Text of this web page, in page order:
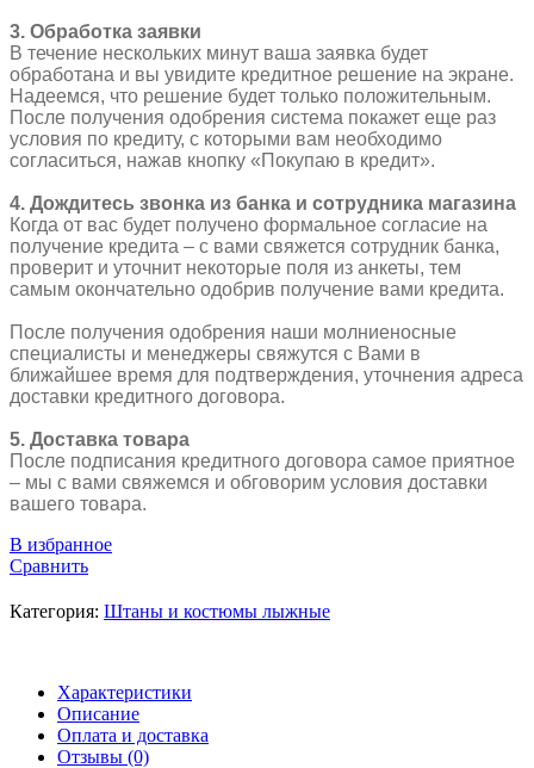
3. Обработка заявки
В течение нескольких минут ваша заявка будет
обработана и вы увидите кредитное решение на экране.
Надеемся, что решение будет только положительным.
После получения одобрения система покажет еще раз
условия по кредиту, с которыми вам необходимо
согласиться, нажав кнопку «Покупаю в кредит».
4. Дождитесь звонка из банка и сотрудника магазина
Когда от вас будет получено формальное согласие на
получение кредита – с вами свяжется сотрудник банка,
проверит и уточнит некоторые поля из анкеты, тем
самым окончательно одобрив получение вами кредита.
После получения одобрения наши молниеносные
специалисты и менеджеры свяжутся с Вами в
ближайшее время для подтверждения, уточнения адреса
доставки кредитного договора.
5. Доставка товара
После подписания кредитного договора самое приятное
– мы с вами свяжемся и обговорим условия доставки
вашего товара.
В избранное
Сравнить
Категория: Штаны и костюмы лыжные
Характеристики
Описание
Оплата и доставка
Отзывы (0)